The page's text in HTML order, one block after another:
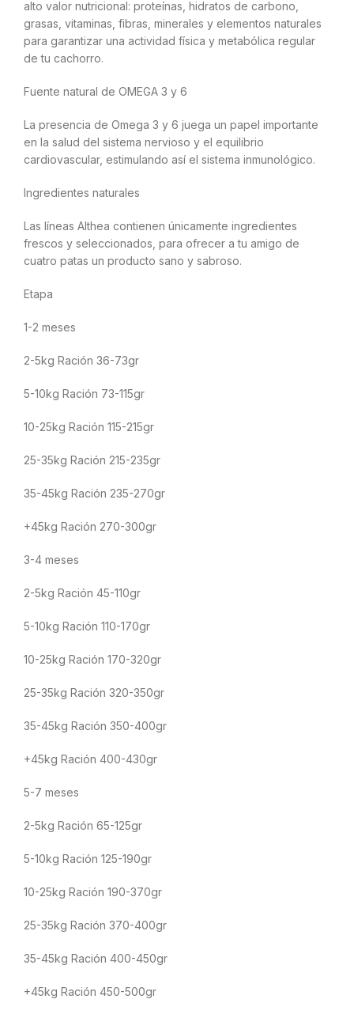
alto valor nutricional: proteínas, hidratos de carbono,
grasas, vitaminas, fibras, minerales y elementos naturales
para garantizar una actividad física y metabólica regular
de tu cachorro.
Fuente natural de OMEGA 3 y 6
La presencia de Omega 3 y 6 juega un papel importante
en la salud del sistema nervioso y el equilibrio
cardiovascular, estimulando así el sistema inmunológico.
Ingredientes naturales
Las líneas Althea contienen únicamente ingredientes
frescos y seleccionados, para ofrecer a tu amigo de
cuatro patas un producto sano y sabroso.
Etapa
1-2 meses
2-5kg Ración 36-73gr
5-10kg Ración 73-115gr
10-25kg Ración 115-215gr
25-35kg Ración 215-235gr
35-45kg Ración 235-270gr
+45kg Ración 270-300gr
3-4 meses
2-5kg Ración 45-110gr
5-10kg Ración 110-170gr
10-25kg Ración 170-320gr
25-35kg Ración 320-350gr
35-45kg Ración 350-400gr
+45kg Ración 400-430gr
5-7 meses
2-5kg Ración 65-125gr
5-10kg Ración 125-190gr
10-25kg Ración 190-370gr
25-35kg Ración 370-400gr
35-45kg Ración 400-450gr
+45kg Ración 450-500gr